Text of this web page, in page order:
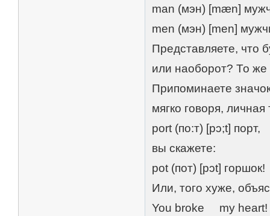
man (мэн) [mæn]
men (мэн) [men]
Представляете, что
или наоборот? То же
Припоминаете
мягко говоря,
port (по:т) [pɔ;t] порт,
вы скажете:
pot (пот) [pɔt] горшок!
Или, того хуже,
You broke my heart!